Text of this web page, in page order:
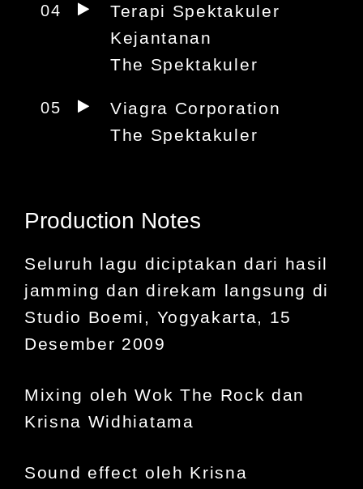
04
Terapi Spektakuler
Kejantanan
The Spektakuler
05
Viagra Corporation
The Spektakuler
Production Notes
Seluruh lagu diciptakan dari hasil
jamming dan direkam langsung di
Studio Boemi, Yogyakarta, 15
Desember 2009
Mixing oleh Wok The Rock dan
Krisna Widhiatama
Sound effect oleh Krisna